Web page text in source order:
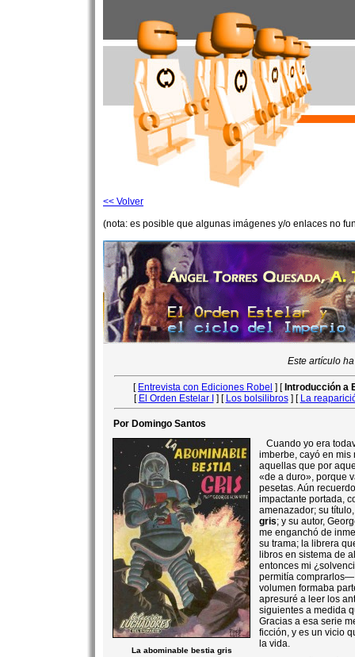
<< Volver
(nota: es posible que algunas imágenes y/o enlaces no
Este artículo
[ Entrevista con Ediciones Robel ] [Introducción a
[ El Orden Estelar I] [ Los bolsilibros] [ La
Por Domingo Santos
La abominable bestia gris
Cuando yo era
imberbe, cayó en
aquellas que por
«de a duro», porque
pesetas. Aún
impactante portada,
amenazador; su
gris; y su autor,
me enganchó de
su trama; la librera
libros en sistema de
entonces mi
permitía
volumen formaba
apresuré a leer los
siguientes a medida
Gracias a esa serie
ficción, y es un vicio
la vida.